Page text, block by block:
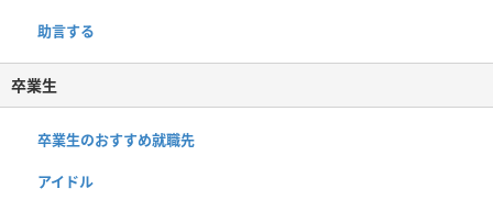
助言する
卒業生
卒業生のおすすめ就職先
アイドル